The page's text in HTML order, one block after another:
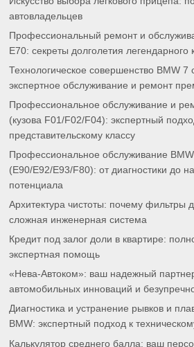
автовладельцев
Профессиональный ремонт и
E70: секреты долголетия легендарного
Технологическое совершенство BMW 7
экспертное обслуживание и ремонт
Профессиональное обслуживание и
(кузова F01/F02/F04): экспертный
представительскому классу
Профессиональное обслуживание
(E90/E92/E93/F80): от диагностики до
потенциала
Архитектура чистоты: почему фильтры
сложная инженерная система
Кредит под залог доли в квартире:
экспертная помощь
«Нева-Автоком»: ваш надежный
автомобильных инноваций и
Диагностика и устранение рывков и
BMW: экспертный подход к
Калькулятор среднего балла: ваш